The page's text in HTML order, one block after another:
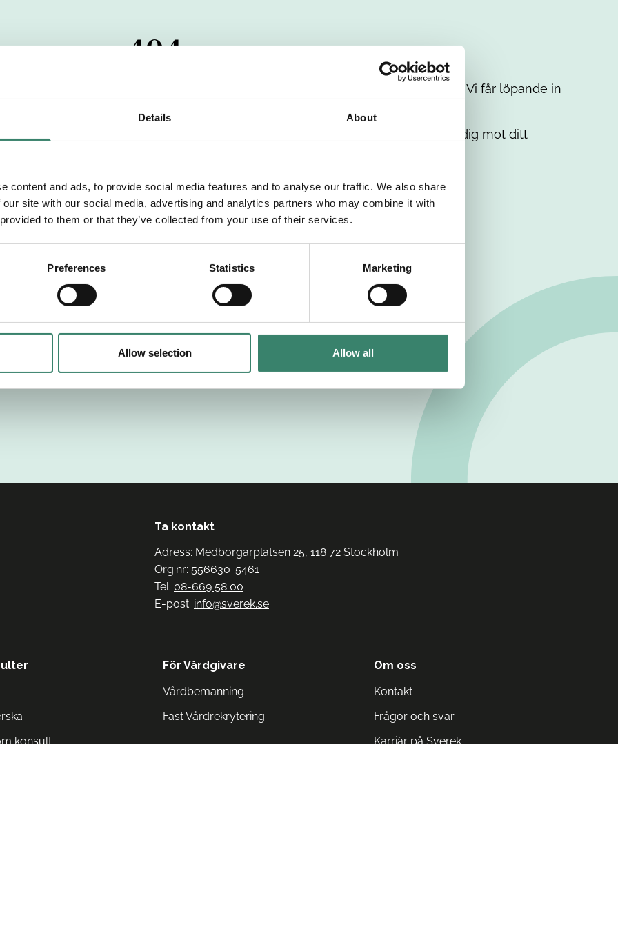
Details About
content and ads, to provide social media features and to analyse our traffic. We also share
site with our social media, advertising and analytics partners who may combine it with
to them or that they’ve collected from your use of their services.
Preferences Statistics Marketing
Allow selection Allow all
404
har passerats. Vi uppskattar verkligen ditt intresse. Misströsta inte. Vi får löpande in
dig med mer information om våra aktuella uppdrag. Tillsammans matchar vi dig mot ditt
Tillbaka till Sverek
Ta kontakt
Adress: Medborgarplatsen 25, 118 72 Stockholm
Org.nr: 556630-5461
Tel: 08-669 58 00
E-post: info@sverek.se
konsult
För Vårdgivare
Vårdbemanning
Fast Vårdrekrytering
Om oss
Kontakt
Frågor och svar
Karriär på Sverek